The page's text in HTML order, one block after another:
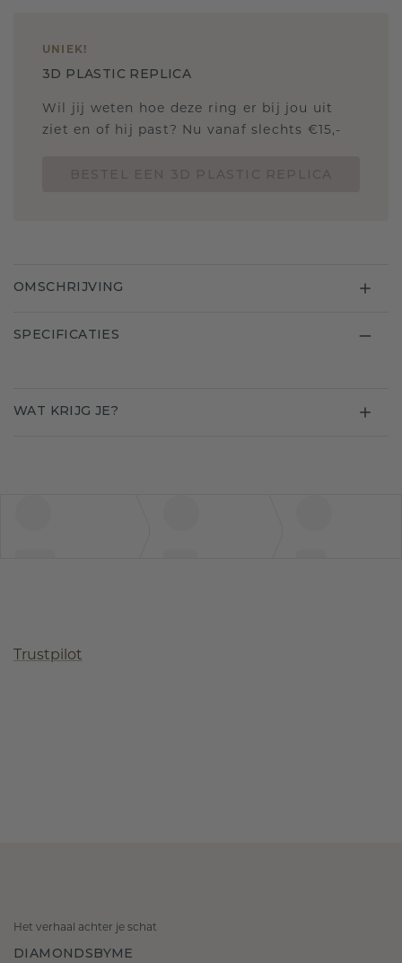
UNIEK!
3D PLASTIC REPLICA
Wil jij weten hoe deze ring er bij jou uit
ziet en of hij past? Nu vanaf slechts €15,-
OMSCHRIJVING
SPECIFICATIES
WAT KRIJG JE?
Trustpilot
Het verhaal achter je schat
DIAMONDSBYME